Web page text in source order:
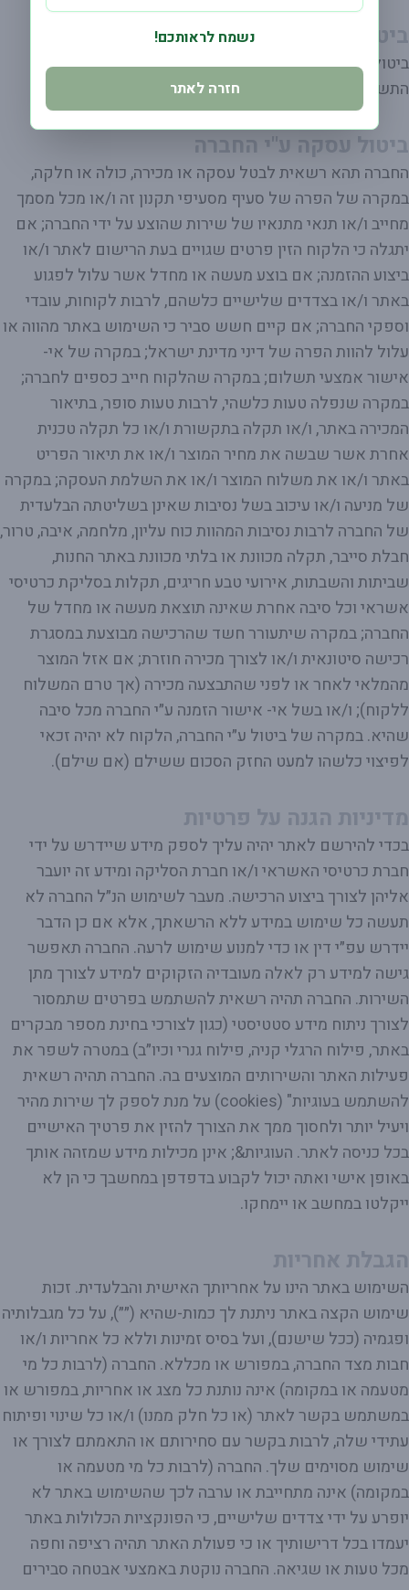
ביטול עסקה ע"י הלקוח
ביטול עסקה בהתאם לתקנות הגנת הצרכן (ביטול עסקה),
התשע"א -2010 וחוק הגנת הצרכן, התשמ"א 1981.
ביטול עסקה ע"י החברה
החברה תהא רשאית לבטל עסקה או מכירה, כולה או חלקה,
במקרה של הפרה של סעיף מסעיפי תקנון זה ו/או מכל מסמך
מחייב ו/או תנאי מתנאיו של שירות שהוצע על ידי החברה; אם
יתגלה כי הלקוח הזין פרטים שגויים בעת הרישום לאתר ו/או
ביצוע ההזמנה; אם בוצע מעשה או מחדל אשר עלול לפגוע
באתר ו/או בצדדים שלישיים כלשהם, לרבות לקוחות, עובדי
וספקי החברה; אם קיים חשש סביר כי השימוש באתר מהווה או
עלול להוות הפרה של דיני מדינת ישראל; במקרה של אי-
אישור אמצעי תשלום; במקרה שהלקוח חייב כספים לחברה;
במקרה שנפלה טעות כלשהי, לרבות טעות סופר, בתיאור
המכירה באתר, ו/או תקלה בתקשורת ו/או כל תקלה טכנית
אחרת אשר שבשה את מחיר המוצר ו/או את תיאור הפריט
באתר ו/או את משלוח המוצר ו/או את השלמת העסקה; במקרה
של מניעה ו/או עיכוב בשל נסיבות שאינן בשליטתה הבלעדית
של החברה לרבות נסיבות המהוות כוח עליון, מלחמה, איבה, טרור,
חבלת סייבר, תקלה מכוונת או בלתי מכוונת באתר החנות,
שביתות והשבתות, אירועי טבע חריגים, תקלות בסליקת כרטיסי
אשראי וכל סיבה אחרת שאינה תוצאת מעשה או מחדל של
החברה; במקרה שיתעורר חשד שהרכישה מבוצעת במסגרת
רכישה סיטונאית ו/או לצורך מכירה חוזרת; אם אזל המוצר
מהמלאי לאחר או לפני שהתבצעה מכירה (אך טרם המשלוח
ללקוח); ו/או בשל אי- אישור הזמנה ע״י החברה מכל סיבה
שהיא. במקרה של ביטול ע״י החברה, הלקוח לא יהיה זכאי
לפיצוי כלשהו למעט החזק הסכום ששילם (אם שילם).
מדיניות הגנה על פרטיות
בכדי להירשם לאתר יהיה עליך לספק מידע שיידרש על ידי
חברת כרטיסי האשראי ו/או חברת הסליקה ומידע זה יועבר
אליהן לצורך ביצוע הרכישה. מעבר לשימוש הנ״ל החברה לא
תעשה כל שימוש במידע ללא הרשאתך, אלא אם כן הדבר
יידרש עפ״י דין או כדי למנוע שימוש לרעה. החברה תאפשר
גישה למידע רק לאלה מעובדיה הזקוקים למידע לצורך מתן
השירות. החברה תהיה רשאית להשתמש בפרטים שתמסור
לצורך ניתוח מידע סטטיסטי (כגון לצורכי בחינת מספר מבקרים
באתר, פילוח הרגלי קניה, פילוח גנרי וכיו״ב) במטרה לשפר את
פעילות האתר והשירותים המוצעים בה. החברה תהיה רשאית
להשתמש בעוגיות" (cookies) על מנת לספק לך שירות מהיר
ויעיל יותר ולחסוך ממך את הצורך להזין את פרטיך האישיים
בכל כניסה לאתר. העוגיות&; אינן מכילות מידע שמזהה אותך
באופן אישי ואתה יכול לקבוע בדפדפן במחשבך כי הן לא
ייקלטו במחשב או יימחקו.
הגבלת אחריות
השימוש באתר הינו על אחריותך האישית והבלעדית. זכות
שימוש הקצה באתר ניתנת לך כמות-שהיא (״״), על כל מגבלותיה
ופגמיה (ככל שישנם), ועל בסיס זמינות וללא כל אחריות ו/או
חבות מצד החברה, במפורש או מכללא. החברה (לרבות כל מי
מטעמה או במקומה) אינה נותנת כל מצג או אחריות, במפורש או
במשתמש בקשר לאתר (או כל חלק ממנו) ו/או כל שינוי ופיתוח
עתידי שלה, לרבות בקשר עם סחירותם או התאמתם לצורך או
שימוש מסוימים שלך. החברה (לרבות כל מי מטעמה או
במקומה) אינה מתחייבת או ערבה לכך שהשימוש באתר לא
יופרע על ידי צדדים שלישיים, כי הפונקציות הכלולות באתר
יעמדו בכל דרישותיך או כי פעולת האתר תהיה רציפה וחפה
מכל טעות או שגיאה. החברה נוקטת באמצעי אבטחה סבירים
נשמח לראותכם!
חזרה לאתר